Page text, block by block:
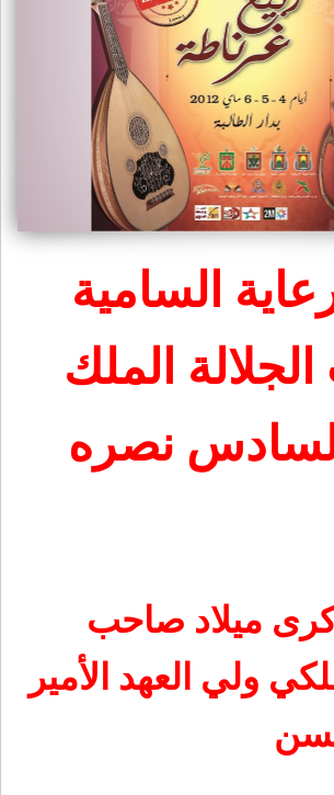
السامية
الملك
نصره
ميلاد صاحب
ولي العهد الأمير